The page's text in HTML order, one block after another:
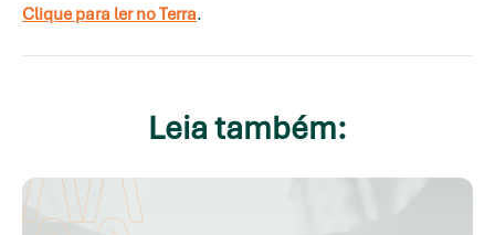
Clique para ler no Terra.
Leia também: